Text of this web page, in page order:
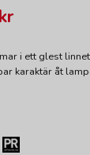
i ett glest
karaktär åt